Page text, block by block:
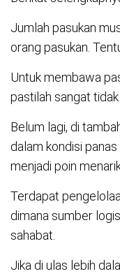
Jumlah pasukan
orang pasukan.
Untuk membawa
pastilah sangat tidak
Belum lagi, di
dalam kondisi
menjadi poin
Terdapat
dimana sumber
sahabat.
Jika di ulas lebih